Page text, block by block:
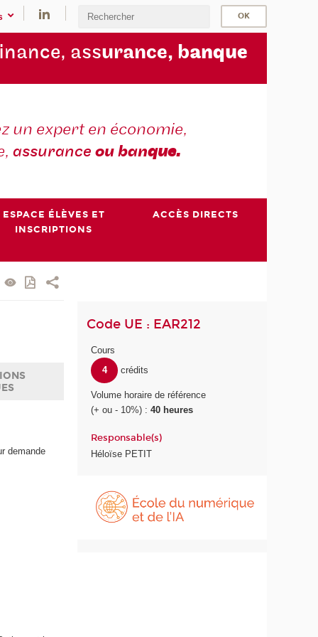
assurance, banque
un expert en économie,
assurance ou banque.
ESPACE ÉLÈVES ET
INSCRIPTIONS
ACCÈS DIRECTS
demande
Code UE : EAR212
Cours
4
crédits
Volume horaire de référence
(+ ou - 10%) :40 heures
Responsable(s)
Héloïse PETIT